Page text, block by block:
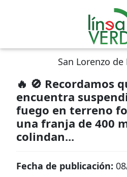
San Lorenzo de
🔥 🚫 Recordamos
encuentra
fuego en terreno
una franja de 400
colindan...
Fecha de publicación: